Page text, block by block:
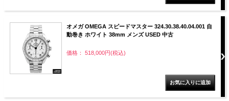
オメガ OMEGA スピードマスター 324.30.38.40.04.001 自
動巻き ホワイト 38mm メンズ USED 中古
価格： 518,000円(税込)